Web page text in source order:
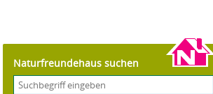
Naturfreundehaus suchen